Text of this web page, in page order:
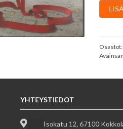
Ginger
Pledge
määrä
Osastot:
YHTEYSTIEDOT
Isokatu 12, 67100